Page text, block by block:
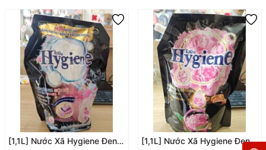
[1,1L] Nước Xã Hygiene Đen
[1,1L] Nước Xã Hygiene Đen